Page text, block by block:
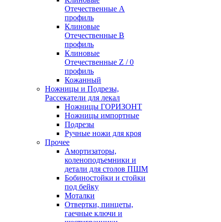
Отечественные А
профиль
Клиновые
Отечественные В
профиль
Клиновые
Отечественные Z / 0
профиль
Кожанный
Ножницы и Подрезы,
Рассекатели для лекал
Ножницы ГОРИЗОНТ
Ножницы импортные
Подрезы
Ручные ножи для кроя
Прочее
Амортизаторы,
коленоподъемники и
детали для столов ПШМ
Бобиностойки и стойки
под бейку
Моталки
Отвертки, пинцеты,
гаечные ключи и